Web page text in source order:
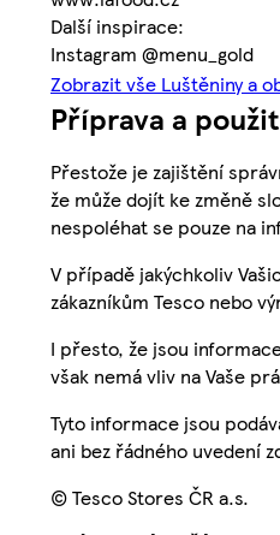
Další inspirace:
Instagram @menu_gold
Zobrazit vše Luštěniny a
Příprava a
Přestože je zajištění
že může dojít ke změně
nespoléhat se pouze na
V případě jakýchkoliv
zákazníkům Tesco nebo
I přesto, že jsou
však nemá vliv na Vaše
Tyto informace jsou
ani bez řádného uvedení
© Tesco Stores ČR a.s.